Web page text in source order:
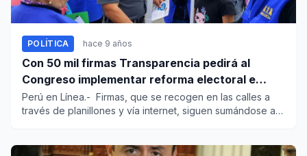
POLÍTICA hace 9 años
Con 50 mil firmas Transparencia pedirá al
Congreso implementar reforma electoral e
institucional
Perú en Línea.- Firmas, que se recogen en las calles a
través de planillones y vía internet, siguen sumándose a